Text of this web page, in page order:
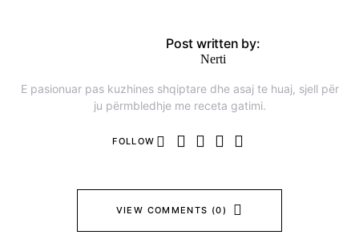
Post written by:
Nerti
E pasionuar pas kuzhines shqiptare dhe asaj te huaj, sjell për
ju përmbledhje me receta gatimi.
FOLLOW
VIEW COMMENTS (0)